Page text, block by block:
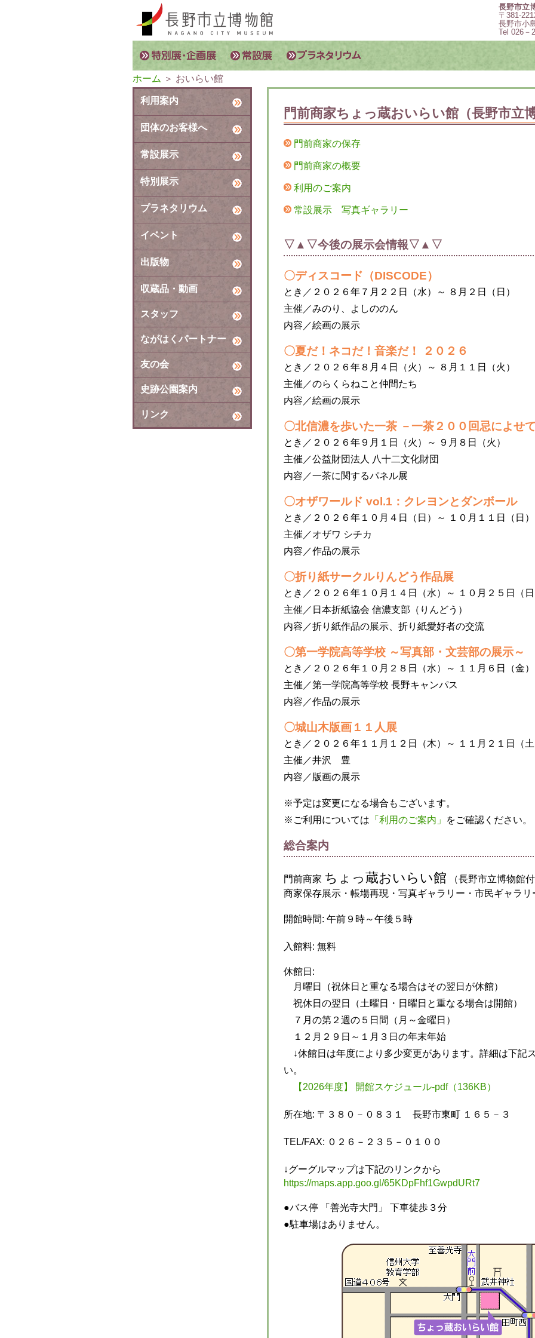
長野市立
〒381-
長野市小
Tel 026－
ホーム ＞ おいらい館
利用案内
団体のお客様へ
常設展示
特別展示
プラネタリウム
イベント
出版物
収蔵品・動画
スタッフ
ながはくパートナー
友の会
史跡公園案内
リンク
門前商家ちょっ蔵おいらい館（長野市立
門前商家の保存
門前商家の概要
利用のご案内
常設展示 写真ギャラリー
▽▲▽今後の展示会情報▽▲▽
〇ディスコード（DISCODE）
とき／２０２６年７月２２日（水）～ ８月２日（日）
主催／みのり、よしののん
内容／絵画の展示
〇夏だ！ネコだ！音楽だ！ ２０２６
とき／２０２６年８月４日（火）～ ８月１１日（火）
主催／のらくらねこと仲間たち
内容／絵画の展示
〇北信濃を歩いた一茶 －一茶２００回忌によせ
とき／２０２６年９月１日（火）～ ９月８日（火）
主催／公益財団法人 八十二文化財団
内容／一茶に関するパネル展
〇オザワールド vol.1：クレヨンとダンボール
とき／２０２６年１０月４日（日）～ １０月１１日（日）
主催／オザワ シチカ
内容／作品の展示
〇折り紙サークルりんどう作品展
とき／２０２６年１０月１４日（水）～ １０月２５日（
主催／日本折紙協会 信濃支部（りんどう）
内容／折り紙作品の展示、折り紙愛好者の交流
〇第一学院高等学校 ～写真部・文芸部の展示～
とき／２０２６年１０月２８日（水）～ １１月６日（金）
主催／第一学院高等学校 長野キャンパス
内容／作品の展示
〇城山木版画１１人展
とき／２０２６年１１月１２日（木）～ １１月２１日（
主催／井沢 豊
内容／版画の展示
※予定は変更になる場合もございます。
※ご利用については 「利用のご案内」 をご確認ください。
総合案内
門前商家 ちょっ蔵おいらい館 （長野市立博物館
商家保存展示・帳場再現・写真ギャラリー・市民ギャラリ
開館時間: 午前９時～午後５時
入館料: 無料
休館日:
月曜日（祝休日と重なる場合はその翌日が休館）
祝休日の翌日（土曜日・日曜日と重なる場合は開館）
７月の第２週の５日間（月～金曜日）
１２月２９日～１月３日の年末年始
↓休館日は年度により多少変更があります。詳細は下記
い。
【2026年度】 開館スケジュール-pdf（136KB）
所在地: 〒３８０－０８３１ 長野市東町 １６５－３
TEL/FAX: ０２６－２３５－０１００
↓グーグルマップは下記のリンクから
https://maps.app.goo.gl/65KDpFhf1GwpdURt7
●バス停 「善光寺大門」 下車徒歩３分
●駐車場はありません。